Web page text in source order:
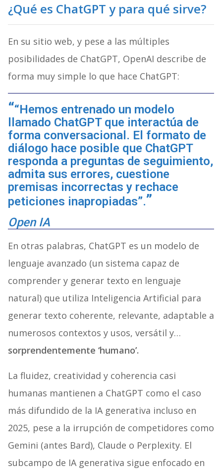
¿Qué es ChatGPT y para qué sirve?
En su sitio web, y pese a las múltiples
posibilidades de ChatGPT, OpenAI describe de
forma muy simple lo que hace ChatGPT:
“Hemos entrenado un modelo
llamado ChatGPT que interactúa de
forma conversacional. El formato de
diálogo hace posible que ChatGPT
responda a preguntas de seguimiento,
admita sus errores, cuestione
premisas incorrectas y rechace
peticiones inapropiadas”.
Open IA
En otras palabras, ChatGPT es un modelo de
lenguaje avanzado (un sistema capaz de
comprender y generar texto en lenguaje
natural) que utiliza Inteligencia Artificial para
generar texto coherente, relevante, adaptable a
numerosos contextos y usos, versátil y…
sorprendentemente ‘humano’.
La fluidez, creatividad y coherencia casi
humanas mantienen a ChatGPT como el caso
más difundido de la IA generativa incluso en
2025, pese a la irrupción de competidores como
Gemini (antes Bard), Claude o Perplexity. El
subcampo de IA generativa sigue enfocado en